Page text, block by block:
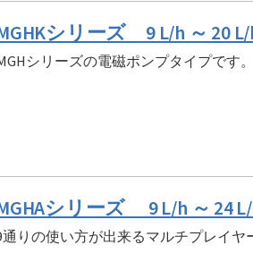
シリーズ 9 L/h ～ 20
シリーズの電磁ポンプタイプです
シリーズ 9 L/h ～ 24
通りの使い方が出来るマルチプレイ